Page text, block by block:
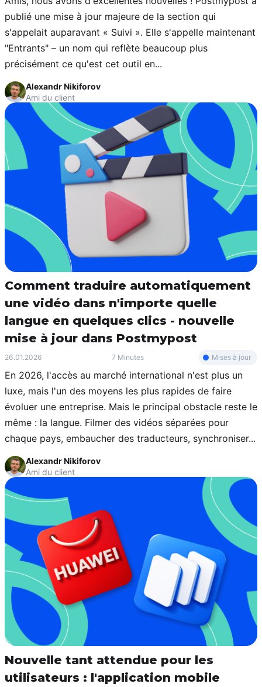
publié une mise à jour majeure de la section qui
s'appelait auparavant « Suivi ». Elle s'appelle maintenant
"Entrants" – un nom qui reflète beaucoup plus
précisément ce qu'est cet outil en...
Alexandr Nikiforov
Ami du client
Comment traduire automatiquement
une vidéo dans n'importe quelle
langue en quelques clics - nouvelle
mise à jour dans Postmypost
26.01.2026 7 Minutes Mises à jour
En 2026, l'accès au marché international n'est plus un
luxe, mais l'un des moyens les plus rapides de faire
évoluer une entreprise. Mais le principal obstacle reste le
même : la langue. Filmer des vidéos séparées pour
chaque pays, embaucher des traducteurs, synchroniser...
Alexandr Nikiforov
Ami du client
Nouvelle tant attendue pour les
utilisateurs : l'application mobile